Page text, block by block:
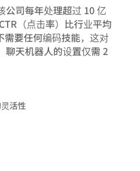
公司每年处理超过 10 亿
（点击率）比行业平均
要任何编码技能，这对
聊天机器人的设置仅需 2
活性